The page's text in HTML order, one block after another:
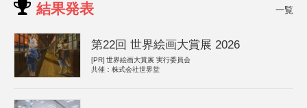
結果発表 一覧
第22回 世界絵画大賞展 2026
[PR] 世界絵画大賞展 実行委員会
共催：株式会社世界堂